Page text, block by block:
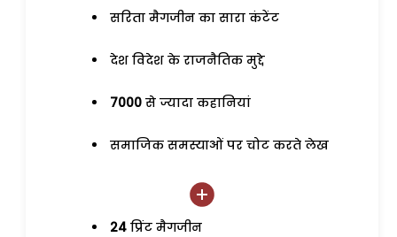
सरिता मैगजीन का सारा कंटेंट
देश विदेश के राजनैतिक मुद्दे
7000से ज्यादा कहानियां
समाजिक समस्याओं पर चोट करते लेख
24प्रिंट मैगजीन